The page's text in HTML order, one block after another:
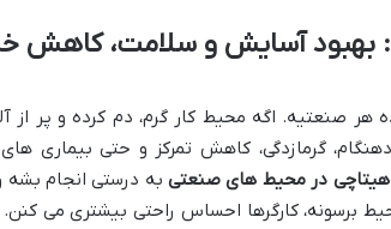
بهبود آسایش و سلامت، کاهش
هر صنعتیه. اگه محیط کار گرم، دم کرده و پر از
گرمازدگی، کاهش تمرکز و حتی بیماری
هیتاچی در محیط های صنعتیبه درستی انجام بشه
برسونه، کارگرها احساس راحتی بیشتری می کنن.